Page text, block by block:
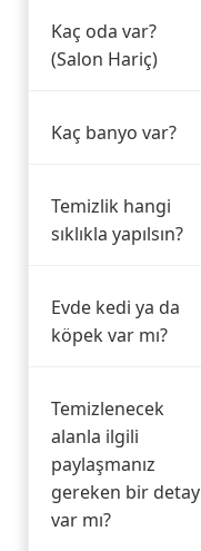
Kaç oda var?
(Salon Hariç)
Kaç banyo var?
Temizlik hangi
sıklıkla yapılsın?
Evde kedi ya da
köpek var mı?
Temizlenecek
alanla ilgili
paylaşmanız
gereken bir detay
var mı?